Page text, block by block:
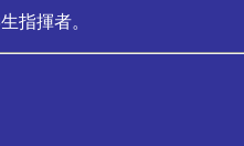
指揮者。